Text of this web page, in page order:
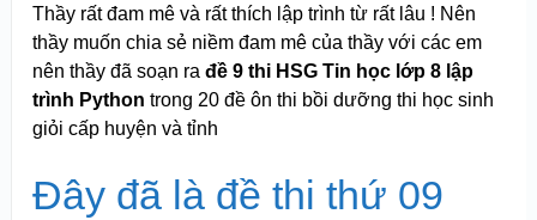
Thầy rất đam mê và rất thích lập trình từ rất lâu ! Nên
thầy muốn chia sẻ niềm đam mê của thầy với các em
nên thầy đã soạn ra đề 9 thi HSG Tin học lớp 8 lập
trình Python trong 20 đề ôn thi bồi dưỡng thi học sinh
giỏi cấp huyện và tỉnh
Đây đã là đề thi thứ 09